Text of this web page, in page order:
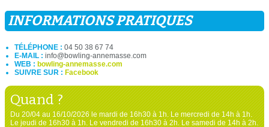
INFORMATIONS PRATIQUES
TÉLÉPHONE : 04 50 38 67 74
E-MAIL : info@bowling-annemasse.com
WEB : bowling-annemasse.com
SUIVRE SUR : Facebook
Quand ?
Du 20/04 au 16/10/2026 le mardi de 16h30 à 1h. Le mercredi de 14h à 1h.
Le jeudi de 16h30 à 1h. Le vendredi de 16h30 à 2h. Le samedi de 14h à 2h.